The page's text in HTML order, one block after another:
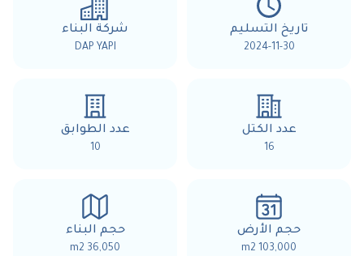
تاريخ التسليم
2024-11-30
شركة البناء
DAP YAPI
عدد الكتل
16
عدد الطوابق
10
حجم الأرض
103,000 m2
حجم البناء
36,050 m2